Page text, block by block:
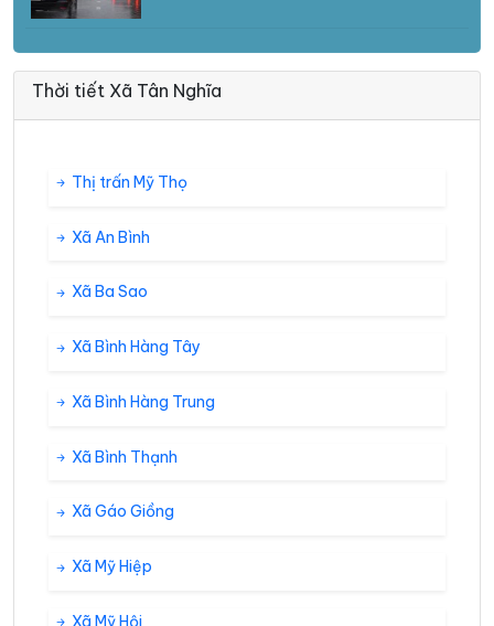
Thời tiết Xã Tân Nghĩa
Thị trấn Mỹ Thọ
Xã An Bình
Xã Ba Sao
Xã Bình Hàng Tây
Xã Bình Hàng Trung
Xã Bình Thạnh
Xã Gáo Giồng
Xã Mỹ Hiệp
Xã Mỹ Hội